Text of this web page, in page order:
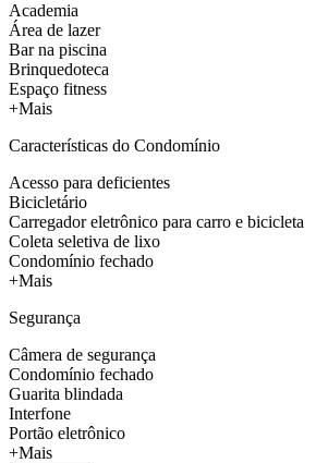
Academia
Área de lazer
Bar na piscina
Brinquedoteca
Espaço fitness
+Mais
Características do Condomínio
Acesso para deficientes
Bicicletário
Carregador eletrônico para carro e bicicleta
Coleta seletiva de lixo
Condomínio fechado
+Mais
Segurança
Câmera de segurança
Condomínio fechado
Guarita blindada
Interfone
Portão eletrônico
+Mais